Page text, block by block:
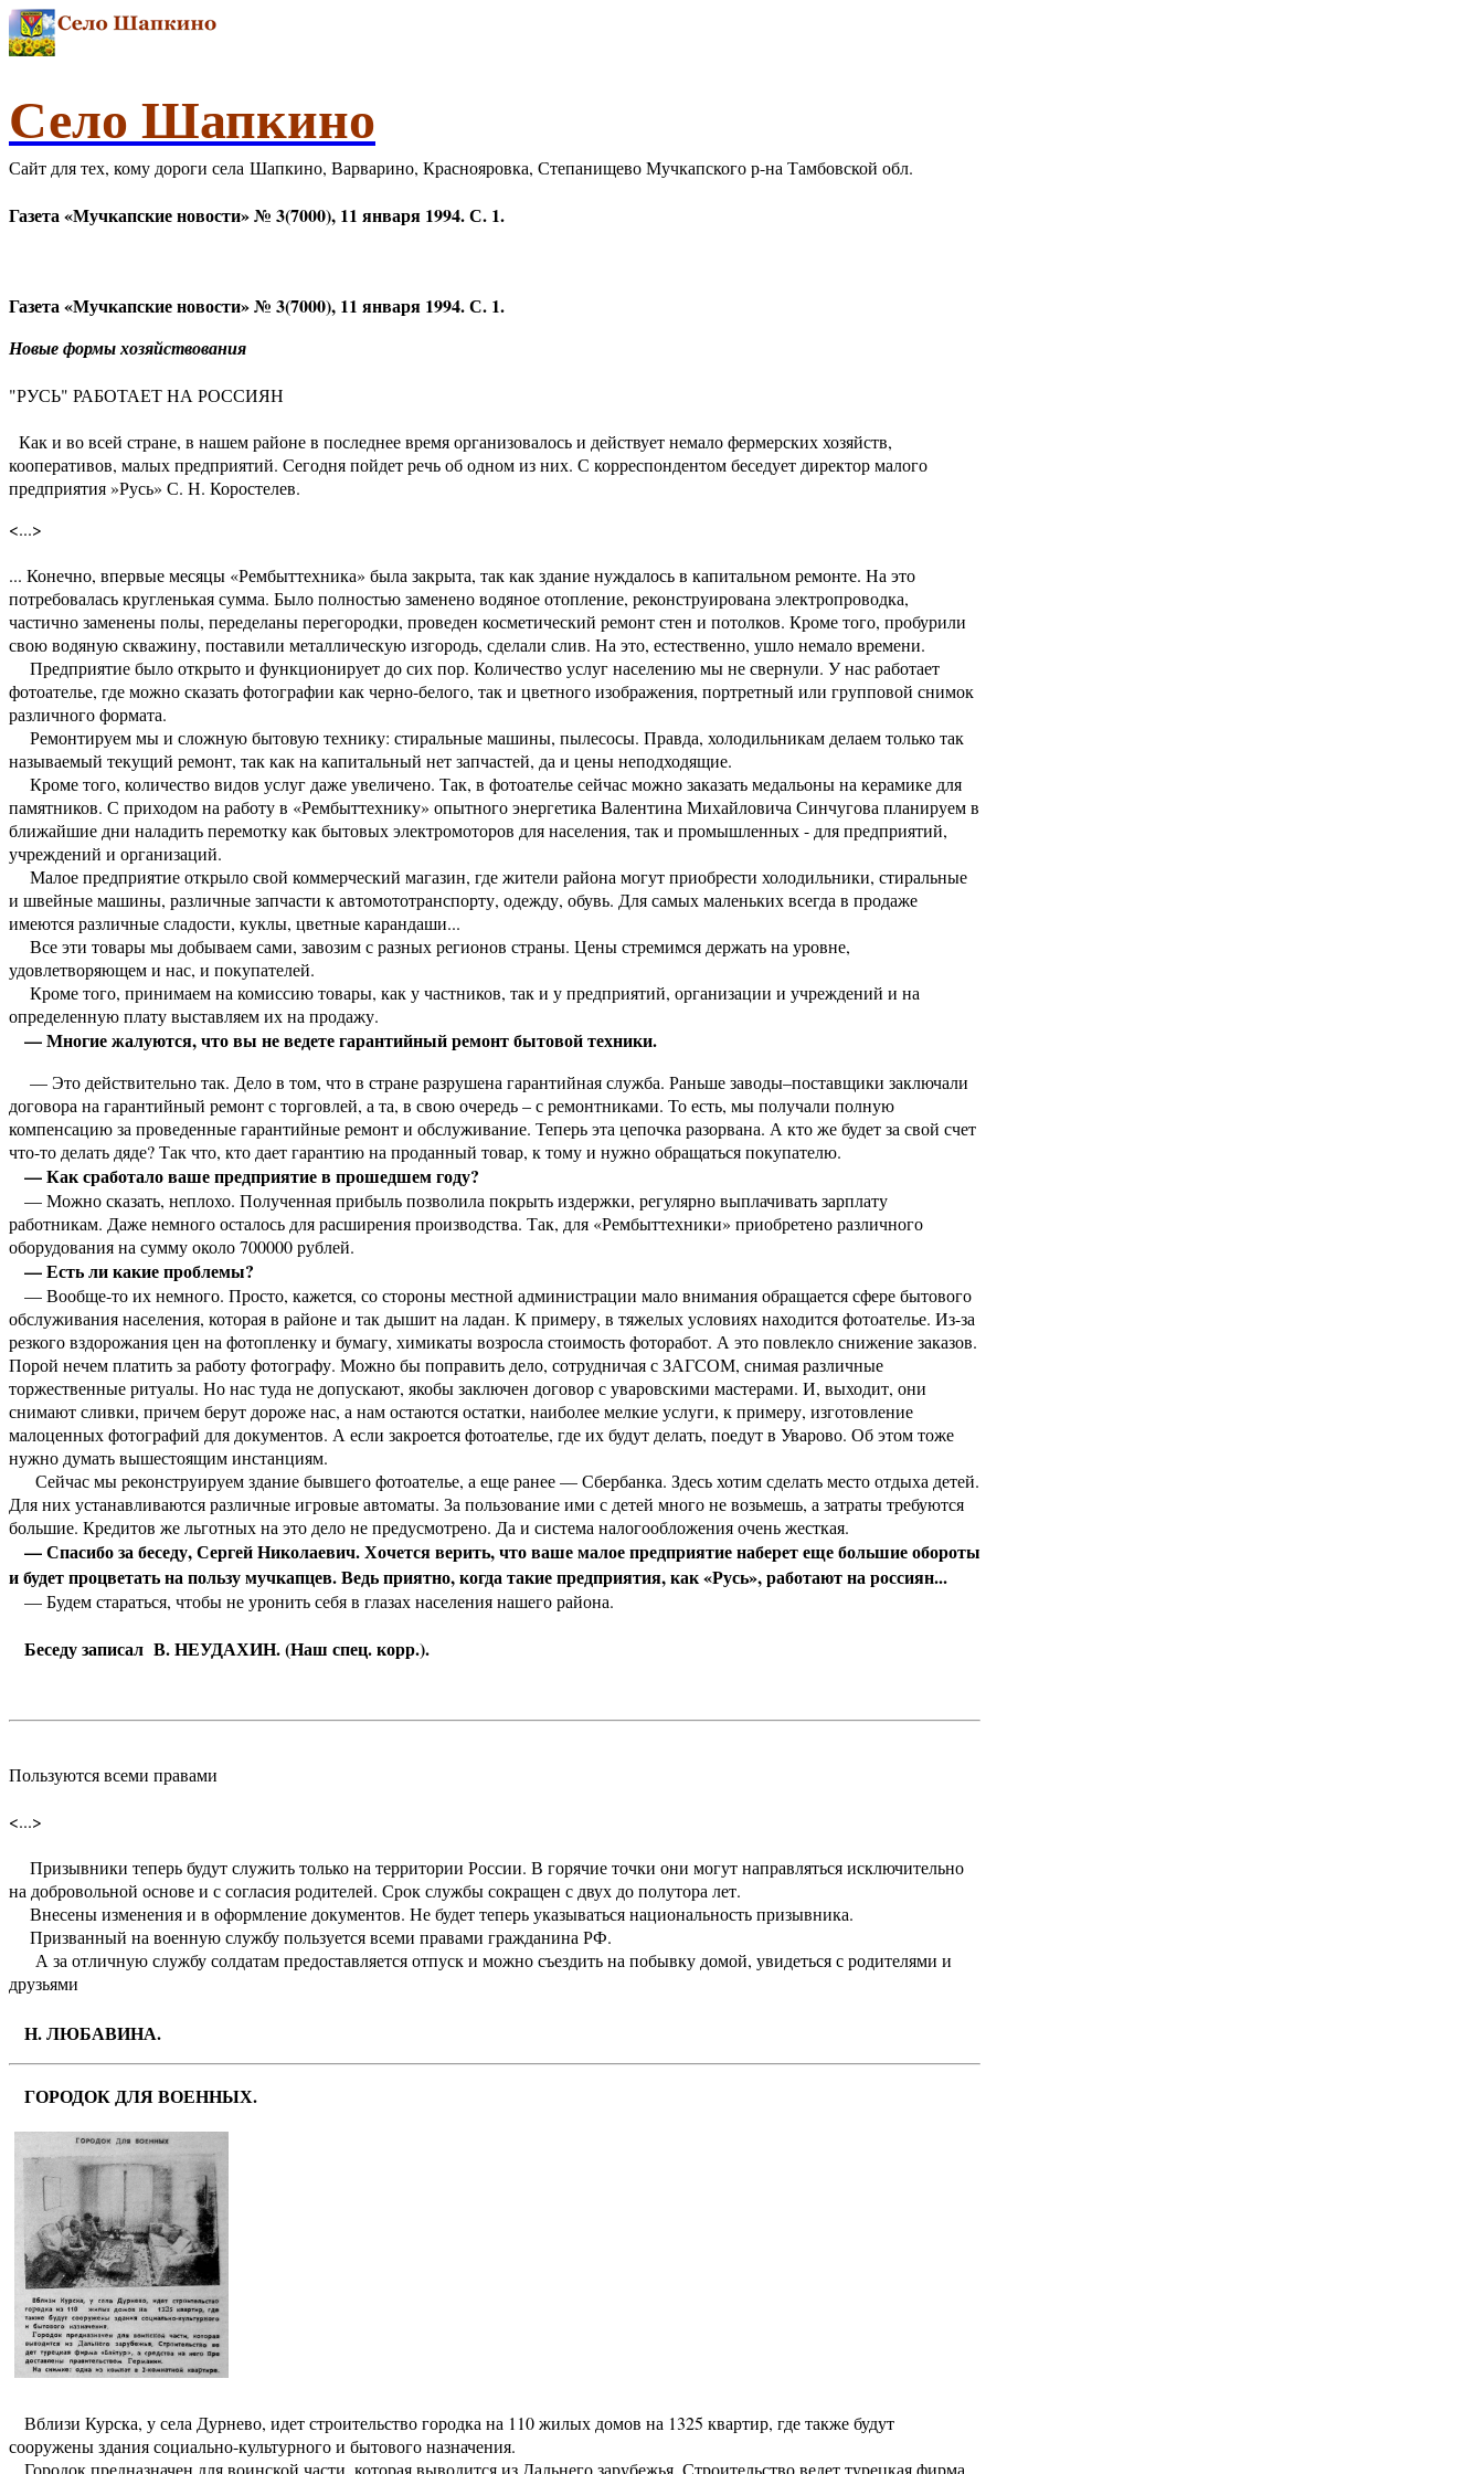
Село Шапкино
Сайт для тех, кому дороги села Шапкино, Варварино, Краснояровка, Степанищево Мучкапского р-на Тамбовской обл.
Газета «Мучкапские новости» № 3(7000), 11 января 1994. С. 1.
Газета «Мучкапские новости» № 3(7000), 11 января 1994. С. 1.
Новые формы хозяйствования
"РУСЬ" РАБОТАЕТ НА РОССИЯН
Как и во всей стране, в нашем районе в последнее время организовалось и действует немало фермерских хозяйств,
кооперативов, малых предприятий. Сегодня пойдет речь об одном из них. С корреспондентом беседует директор малого
предприятия »Русь» С. Н. Коростелев.
<...>
... Конечно, впервые месяцы «Рембыттехника» была закрыта, так как здание нуждалось в капитальном ремонте. На это
потребовалась кругленькая сумма. Было полностью заменено водяное отопление, реконструирована электропроводка,
частично заменены полы, переделаны перегородки, проведен косметический ремонт стен и потолков. Кроме того, пробурили
свою водяную скважину, поставили металлическую изгородь, сделали слив. На это, естественно, ушло немало времени.
Предприятие было открыто и функционирует до сих пор. Количество услуг населению мы не свернули. У нас работает
фотоателье, где можно сказать фотографии как черно-белого, так и цветного изображения, портретный или групповой снимок
различного формата.
Ремонтируем мы и сложную бытовую технику: стиральные машины, пылесосы. Правда, холодильникам делаем только так
называемый текущий ремонт, так как на капитальный нет запчастей, да и цены неподходящие.
Кроме того, количество видов услуг даже увеличено. Так, в фотоателье сейчас можно заказать медальоны на керамике для
памятников. С приходом на работу в «Рембыттехнику» опытного энергетика Валентина Михайловича Синчугова планируем в
ближайшие дни наладить перемотку как бытовых электромоторов для населения, так и промышленных - для предприятий,
учреждений и организаций.
Малое предприятие открыло свой коммерческий магазин, где жители района могут приобрести холодильники, стиральные
и швейные машины, различные запчасти к автомототранспорту, одежду, обувь. Для самых маленьких всегда в продаже
имеются различные сладости, куклы, цветные карандаши...
Все эти товары мы добываем сами, завозим с разных регионов страны. Цены стремимся держать на уровне,
удовлетворяющем и нас, и покупателей.
Кроме того, принимаем на комиссию товары, как у частников, так и у предприятий, организации и учреждений и на
определенную плату выставляем их на продажу.
— Многие жалуются, что вы не ведете гарантийный ремонт бытовой техники.
— Это действительно так. Дело в том, что в стране разрушена гарантийная служба. Раньше заводы–поставщики заключали
договора на гарантийный ремонт с торговлей, а та, в свою очередь – с ремонтниками. То есть, мы получали полную
компенсацию за проведенные гарантийные ремонт и обслуживание. Теперь эта цепочка разорвана. А кто же будет за свой счет
что-то делать дяде? Так что, кто дает гарантию на проданный товар, к тому и нужно обращаться покупателю.
— Как сработало ваше предприятие в прошедшем году?
— Можно сказать, неплохо. Полученная прибыль позволила покрыть издержки, регулярно выплачивать зарплату
работникам. Даже немного осталось для расширения производства. Так, для «Рембыттехники» приобретено различного
оборудования на сумму около 700000 рублей.
— Есть ли какие проблемы?
— Вообще-то их немного. Просто, кажется, со стороны местной администрации мало внимания обращается сфере бытового
обслуживания населения, которая в районе и так дышит на ладан. К примеру, в тяжелых условиях находится фотоателье. Из-за
резкого вздорожания цен на фотопленку и бумагу, химикаты возросла стоимость фоторабот. А это повлекло снижение заказов.
Порой нечем платить за работу фотографу. Можно бы поправить дело, сотрудничая с ЗАГСОМ, снимая различные
торжественные ритуалы. Но нас туда не допускают, якобы заключен договор с уваровскими мастерами. И, выходит, они
снимают сливки, причем берут дороже нас, а нам остаются остатки, наиболее мелкие услуги, к примеру, изготовление
малоценных фотографий для документов. А если закроется фотоателье, где их будут делать, поедут в Уварово. Об этом тоже
нужно думать вышестоящим инстанциям.
Сейчас мы реконструируем здание бывшего фотоателье, а еще ранее — Сбербанка. Здесь хотим сделать место отдыха детей.
Для них устанавливаются различные игровые автоматы. За пользование ими с детей много не возьмешь, а затраты требуются
большие. Кредитов же льготных на это дело не предусмотрено. Да и система налогообложения очень жесткая.
— Спасибо за беседу, Сергей Николаевич. Хочется верить, что ваше малое предприятие наберет еще большие обороты
и будет процветать на пользу мучкапцев. Ведь приятно, когда такие предприятия, как «Русь», работают на россиян...
— Будем стараться, чтобы не уронить себя в глазах населения нашего района.
Беседу записал В. НЕУДАХИН. (Наш спец. корр.).
Пользуются всеми правами
<...>
Призывники теперь будут служить только на территории России. В горячие точки они могут направляться исключительно
на добровольной основе и с согласия родителей. Срок службы сокращен с двух до полутора лет.
Внесены изменения и в оформление документов. Не будет теперь указываться национальность призывника.
Призванный на военную службу пользуется всеми правами гражданина РФ.
А за отличную службу солдатам предоставляется отпуск и можно съездить на побывку домой, увидеться с родителями и
друзьями
Н. ЛЮБАВИНА.
ГОРОДОК ДЛЯ ВОЕННЫХ.
Вблизи Курска, у села Дурнево, идет строительство городка на 110 жилых домов на 1325 квартир, где также будут
сооружены здания социально-культурного и бытового назначения.
Городок предназначен для воинской части, которая выводится из Дальнего зарубежья. Строительство ведет турецкая фирма